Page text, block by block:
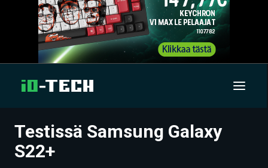
UUTISET
Testissä Samsung Galaxy
S22+